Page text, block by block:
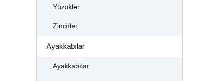
Yüzükler
Zincirler
Ayakkabılar
Ayakkabılar